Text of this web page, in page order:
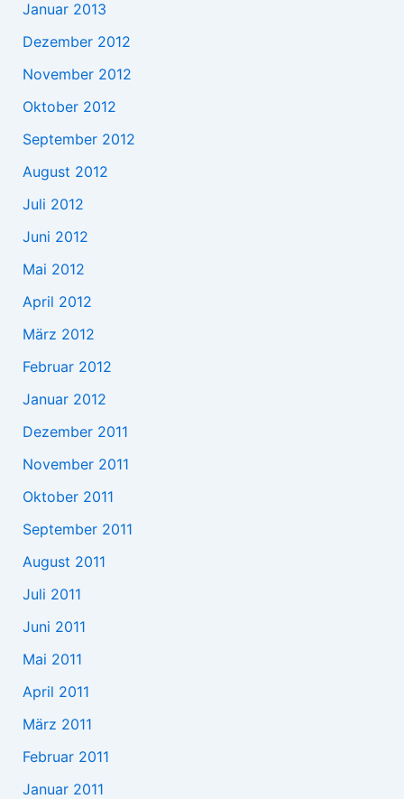
Januar 2013
Dezember 2012
November 2012
Oktober 2012
September 2012
August 2012
Juli 2012
Juni 2012
Mai 2012
April 2012
März 2012
Februar 2012
Januar 2012
Dezember 2011
November 2011
Oktober 2011
September 2011
August 2011
Juli 2011
Juni 2011
Mai 2011
April 2011
März 2011
Februar 2011
Januar 2011